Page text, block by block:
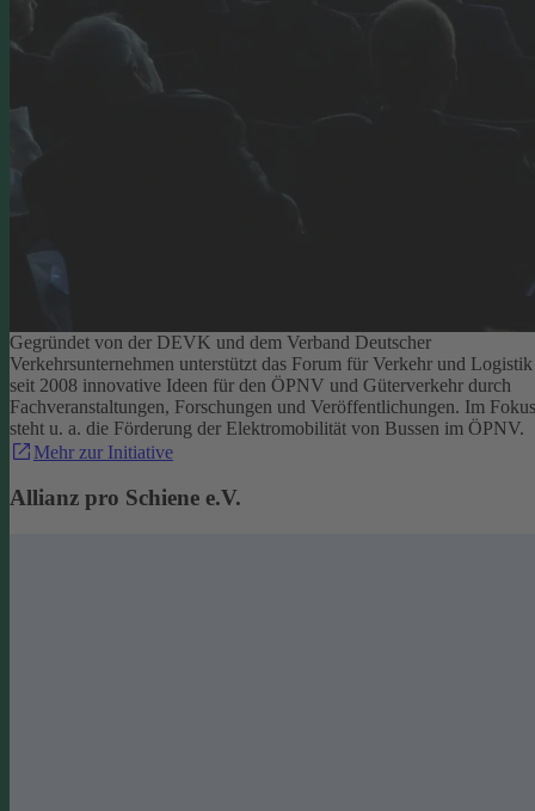
Gegründet von der DEVK und dem Verband Deutscher
Verkehrsunternehmen unterstützt das Forum für Verkehr und Logistik
seit 2008 innovative Ideen für den ÖPNV und Güterverkehr durch
Fachveranstaltungen, Forschungen und Veröffentlichungen. Im Fokus
steht u. a. die Förderung der Elektromobilität von Bussen im ÖPNV.
Mehr zur Initiative
Allianz pro Schiene e.V.